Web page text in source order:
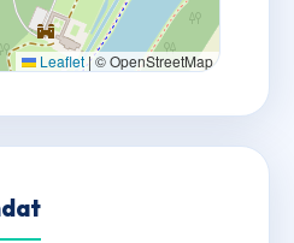
Leaflet |© OpenStreetMap